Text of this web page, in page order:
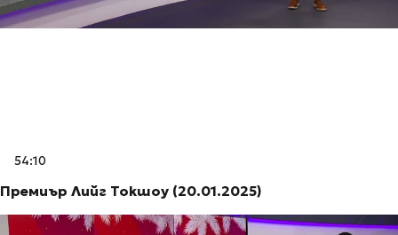
54:10
Премиър Лийг Токшоу (20.01.2025)